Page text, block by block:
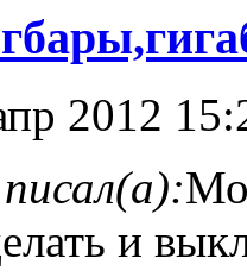
2012
и